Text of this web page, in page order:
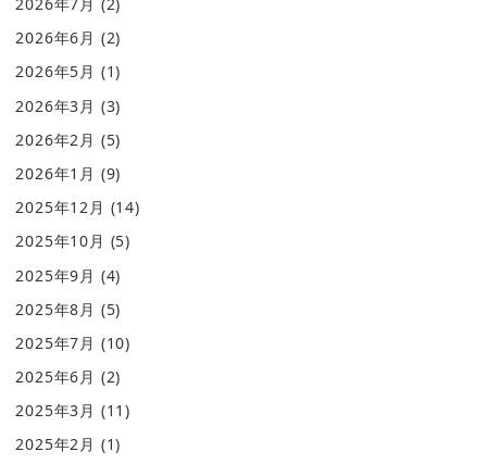
2026年6月 (2)
2026年5月 (1)
2026年3月 (3)
2026年2月 (5)
2026年1月 (9)
2025年12月 (14)
2025年10月 (5)
2025年9月 (4)
2025年8月 (5)
2025年7月 (10)
2025年6月 (2)
2025年3月 (11)
2025年2月 (1)